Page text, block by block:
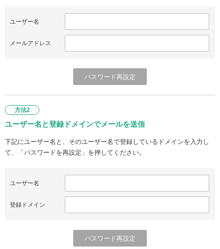
ユーザー名
メールアドレス
方法2
ユーザー名と登録ドメインでメールを送信
下記にユーザー名と、そのユーザー名で登録しているドメインを入力し
て、「パスワードを再設定」を押してください。
ユーザー名
登録ドメイン